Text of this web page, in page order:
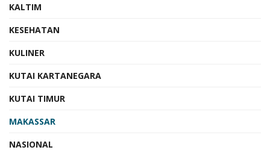
KALTIM
KESEHATAN
KULINER
KUTAI KARTANEGARA
KUTAI TIMUR
MAKASSAR
NASIONAL